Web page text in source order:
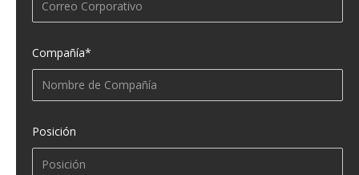
Compañía*
Posición